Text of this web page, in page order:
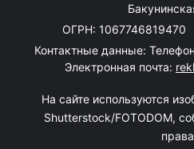
ОГРН:
Контактные данные:
Электронная почта:
На сайте используются
Shutterstock/FOTODOM,